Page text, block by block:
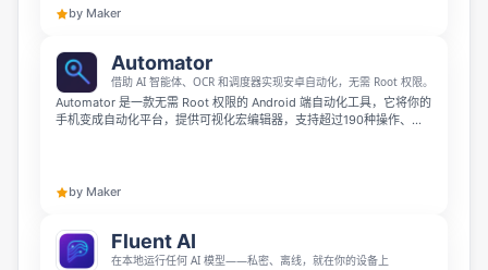
by Maker
Automator
借助 AI 智能体、OCR 和调度器实现安卓自动化，无需 Root 权限。
Automator 是一款无需 Root 权限的 Android 端自动化工具，它将你的
手机变成自动化平台，提供可视化宏编辑器，支持超过190种操作、屏
by Maker
Fluent AI
在本地运行任何 AI 模型——私密、离线，就在你的设备上